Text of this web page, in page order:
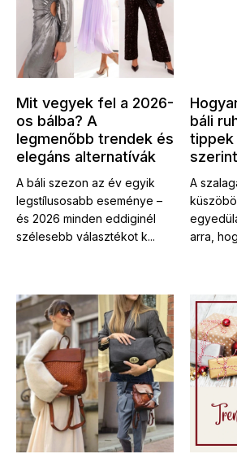
Mit vegyek fel a 2026-
os bálba? A
legmenőbb trendek és
elegáns alternatívák
A báli szezon az év egyik
legstílusosabb eseménye –
és 2026 minden eddiginél
szélesebb választékot k...
báli
tippek
szerint
A
arra,